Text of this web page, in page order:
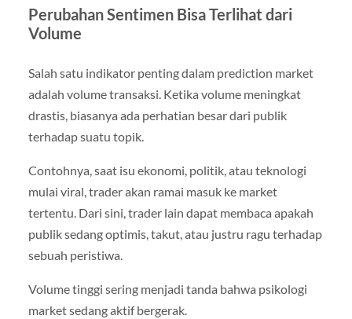
Perubahan Sentimen Bisa Terlihat dari
Volume
Salah satu indikator penting dalam prediction market
adalah volume transaksi. Ketika volume meningkat
drastis, biasanya ada perhatian besar dari publik
terhadap suatu topik.
Contohnya, saat isu ekonomi, politik, atau teknologi
mulai viral, trader akan ramai masuk ke market
tertentu. Dari sini, trader lain dapat membaca apakah
publik sedang optimis, takut, atau justru ragu terhadap
sebuah peristiwa.
Volume tinggi sering menjadi tanda bahwa psikologi
market sedang aktif bergerak.